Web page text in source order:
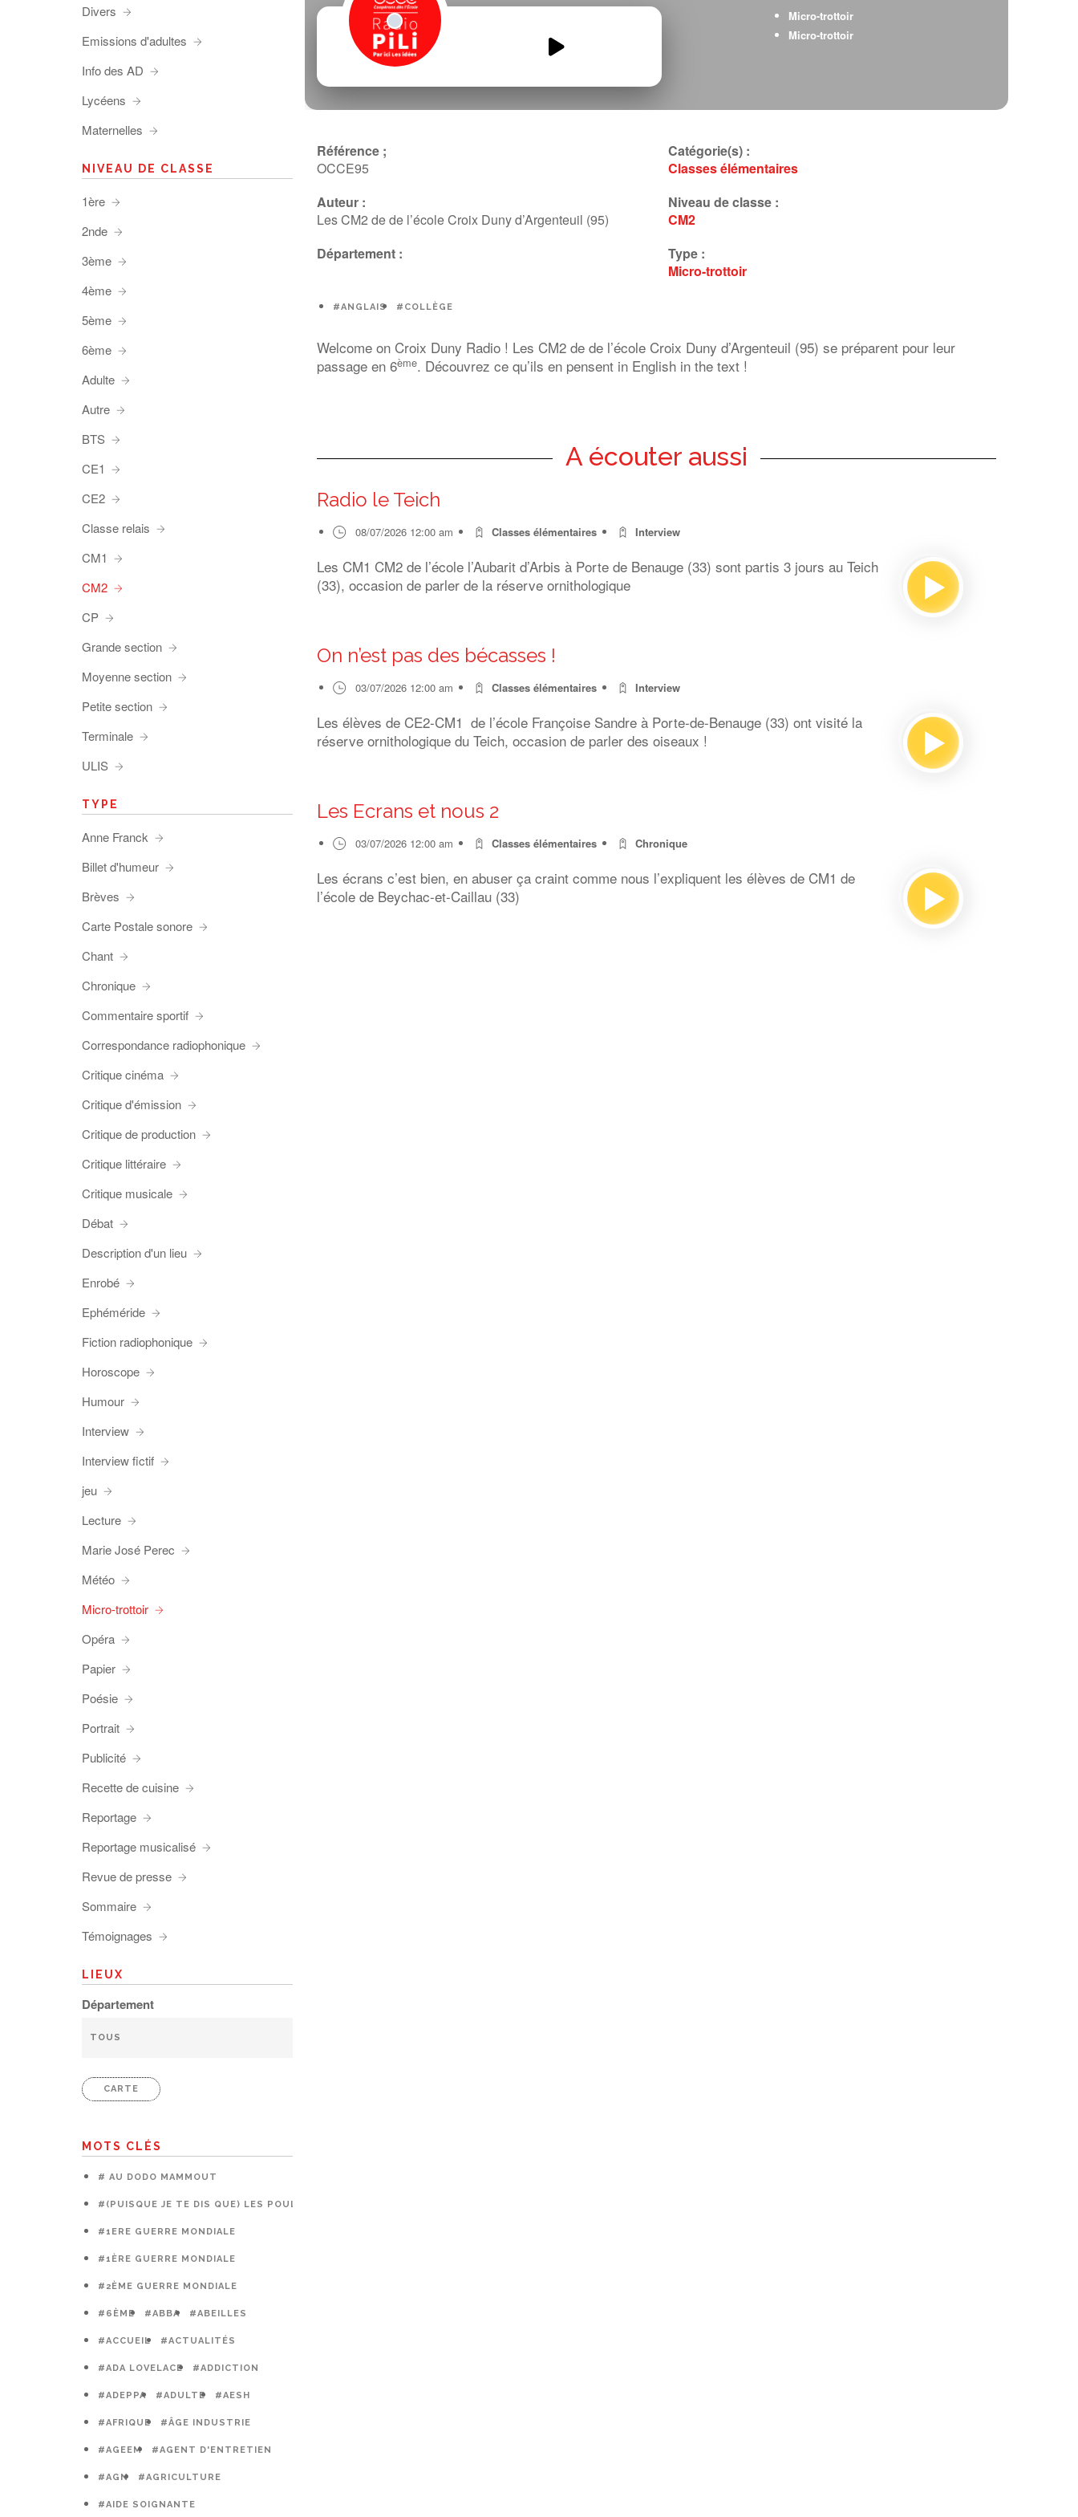
Going-to-the-middle-School.mp3
Micro-trottoir
Micro-trottoir
Référence ;
OCCE95
Auteur :
Les CM2 de de l’école Croix Duny d’Argenteuil (95)
Département :
Catégorie(s) :
Classes élémentaires
Niveau de classe :
CM2
Type :
Micro-trottoir
#ANGLAIS #COLLÈGE
Welcome on Croix Duny Radio ! Les CM2 de de l’école Croix Duny d’Argenteuil (95) se préparent pour leur
passage en 6ème. Découvrez ce qu’ils en pensent in English in the text !
A écouter aussi
Radio le Teich
08/07/2026 12:00 am Classes élémentaires Interview
Les CM1 CM2 de l’école l’Aubarit d’Arbis à Porte de Benauge (33) sont partis 3 jours au Teich
(33), occasion de parler de la réserve ornithologique
On n’est pas des bécasses !
03/07/2026 12:00 am Classes élémentaires Interview
Les élèves de CE2-CM1 de l’école Françoise Sandre à Porte-de-Benauge (33) ont visité la
réserve ornithologique du Teich, occasion de parler des oiseaux !
Les Ecrans et nous 2
03/07/2026 12:00 am Classes élémentaires Chronique
Les écrans c’est bien, en abuser ça craint comme nous l’expliquent les élèves de CM1 de
l’école de Beychac-et-Caillau (33)
Divers
Emissions d'adultes
Info des AD
Lycéens
Maternelles
NIVEAU DE CLASSE
1ère
2nde
3ème
4ème
5ème
6ème
Adulte
Autre
BTS
CE1
CE2
Classe relais
CM1
CM2
CP
Grande section
Moyenne section
Petite section
Terminale
ULIS
TYPE
Anne Franck
Billet d'humeur
Brèves
Carte Postale sonore
Chant
Chronique
Commentaire sportif
Correspondance radiophonique
Critique cinéma
Critique d'émission
Critique de production
Critique littéraire
Critique musicale
Débat
Description d'un lieu
Enrobé
Ephéméride
Fiction radiophonique
Horoscope
Humour
Interview
Interview fictif
jeu
Lecture
Marie José Perec
Météo
Micro-trottoir
Opéra
Papier
Poésie
Portrait
Publicité
Recette de cuisine
Reportage
Reportage musicalisé
Revue de presse
Sommaire
Témoignages
LIEUX
Département
CARTE
MOTS CLÉS
# AU DODO MAMMOUT
#(PUISQUE JE TE DIS QUE) LES POULES PRÉFÈRENT LES CAGES
#1ERE GUERRE MONDIALE
#1ÈRE GUERRE MONDIALE
#2ÈME GUERRE MONDIALE
#6ÈME #ABBA #ABEILLES
#ACCUEIL #ACTUALITÉS
#ADA LOVELACE #ADDICTION
#ADEPPA #ADULTE #AESH
#AFRIQUE #ÂGE INDUSTRIE
#AGEEM #AGENT D'ENTRETIEN
#AGN #AGRICULTURE
#AIDE SOIGNANTE